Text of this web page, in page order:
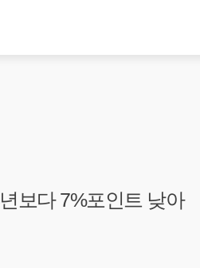
보다 7%포인트 낮아